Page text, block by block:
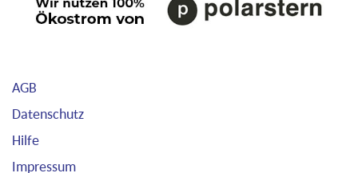
AGB
Datenschutz
Hilfe
Impressum